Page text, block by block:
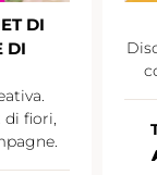
DI
DI
di fiori,